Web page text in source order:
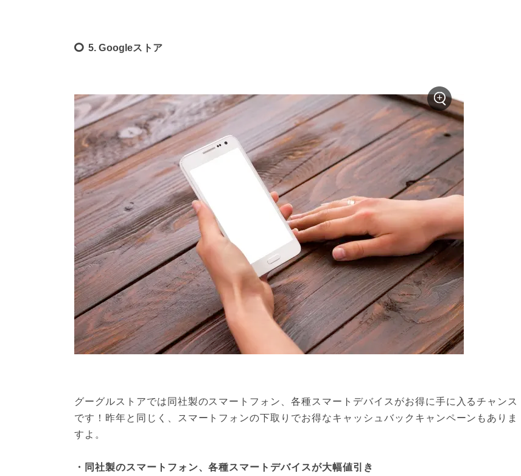
5. Googleストア
グーグルストアでは同社製のスマートフォン、各種スマートデバイスがお得に手に入るチャンス
です！昨年と同じく、スマートフォンの下取りでお得なキャッシュバックキャンペーンもありま
すよ。
・同社製のスマートフォン、各種スマートデバイスが大幅値引き